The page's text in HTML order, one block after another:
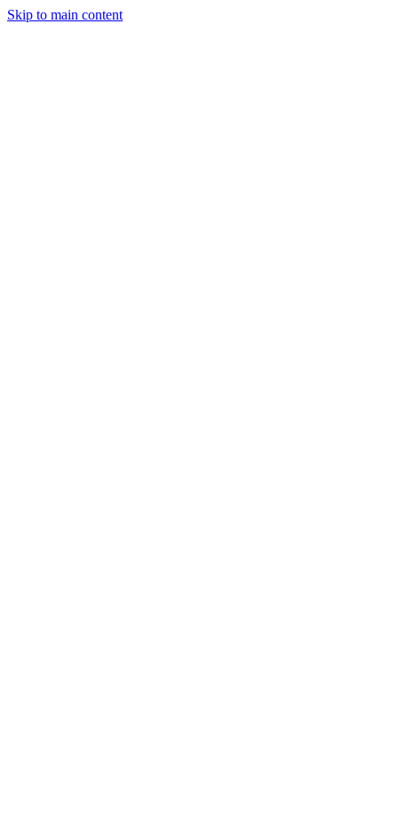
Skip to main content